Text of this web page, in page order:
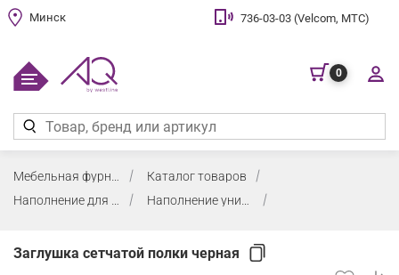
Минск 736-03-03 (Velcom, МТС)
0
Каталог товаров
Наполнение для шкафов
Наполнение универсальное
Заглушка сетчатой полки черная